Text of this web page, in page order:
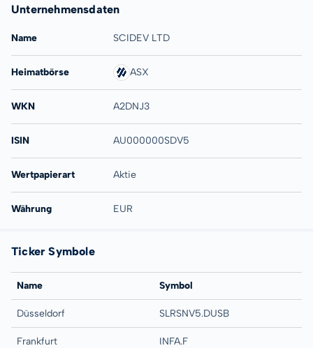
Unternehmensdaten
Name SCIDEV LTD
Heimatbörse ASX
WKN A2DNJ3
ISIN AU000000SDV5
Wertpapierart Aktie
Währung EUR
Ticker Symbole
Name Symbol
Düsseldorf SLRSNV5.DUSB
Frankfurt INFA.F